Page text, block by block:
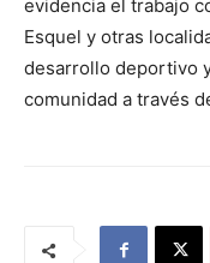
evidencia el trabajo
Esquel y otras
desarrollo deportivo
comunidad a través